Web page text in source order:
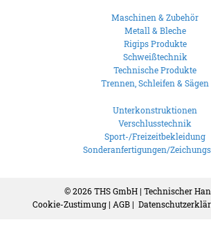
Maschinen & Zubehör
Metall & Bleche
Rigips Produkte
Schweißtechnik
Technische Produkte
Trennen, Schleifen & Sägen
Unterkonstruktionen
Verschlusstechnik
Sport-/Freizeitbekleidung
Sonderanfertigungen/
© 2026THS GmbH | Technischer
Cookie-Zustimung| AGB|